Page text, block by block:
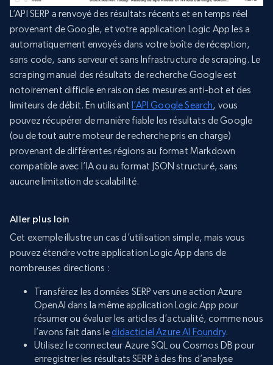
L’API SERP a renvoyé des résultats récents et en temps réel
provenant de Google, et votre application Logic App les a
automatiquement envoyés dans votre boîte de réception,
sans code, sans serveur et sans Infrastructure de scraping. Le
scraping manuel des résultats de recherche Google est
notoirement difficile en raison des mesures anti-bot et des
limiteurs de débit. En utilisantl’API Google Search, vous
pouvez récupérer de manière fiable les résultats de Google
(ou de tout autre moteur de recherche pris en charge)
provenant de différentes régions au format Markdown
compatible avec l’IA ou au format JSON structuré, sans
aucune limitation de scalabilité.
Aller plus loin
Cet exemple illustre un cas d’utilisation simple, mais vous
pouvez étendre votre application Logic App dans de
nombreuses directions :
Transférez les données SERP vers une action Azure
OpenAI dans la même application Logic App pour
résumer ou évaluer les articles d’actualité, comme nous
l’avons fait dans ledidacticiel Azure AI Foundry.
Utilisez le connecteur Azure SQL ou Cosmos DB pour
enregistrer les résultats SERP à des fins d’analyse